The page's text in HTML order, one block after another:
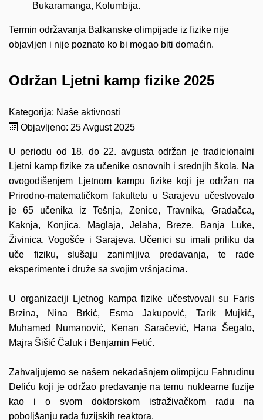
Bukaramanga, Kolumbija.
Termin održavanja Balkanske olimpijade iz fizike nije
objavljen i nije poznato ko bi mogao biti domaćin.
Održan Ljetni kamp fizike 2025
Kategorija: Naše aktivnosti
Objavljeno: 25 Avgust 2025
U periodu od 18. do 22. avgusta održan je tradicionalni
Ljetni kamp fizike za učenike osnovnih i srednjih škola. Na
ovogodišenjem Ljetnom kampu fizike koji je održan na
Prirodno-matematičkom fakultetu u Sarajevu učestvovalo
je 65 učenika iz Tešnja, Zenice, Travnika, Gradačca,
Kaknja, Konjica, Maglaja, Jelaha, Breze, Banja Luke,
Živinica, Vogošće i Sarajeva. Učenici su imali priliku da
uče fiziku, slušaju zanimljiva predavanja, te rade
eksperimente i druže sa svojim vršnjacima.
U organizaciji Ljetnog kampa fizike učestvovali su Faris
Brzina,
Nina Brkić, Esma Jakupović, Tarik Mujkić,
Muhamed Numanović, Kenan Saračević, Hana Šegalo,
Majra Šišić Čaluk i Benjamin Fetić.
Zahvaljujemo se našem nekadašnjem olimpijcu Fahrudinu
Deliću koji je održao predavanje na temu nuklearne fuzije
kao i o svom doktorskom istraživačkom radu na
poboljšanju rada fuzijskih reaktora.